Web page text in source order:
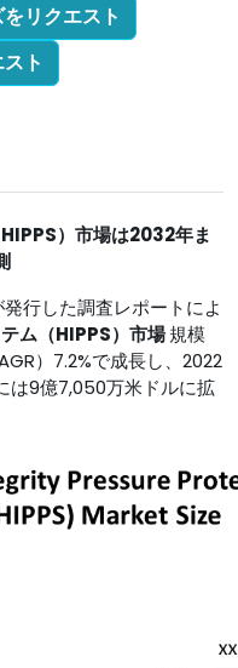
リクエスト
ト
）市場は2032年ま
行した調査レポートによ
ム（HIPPS）市場規模
）7.2%で成長し、2022
は9億7,050万米ドルに拡